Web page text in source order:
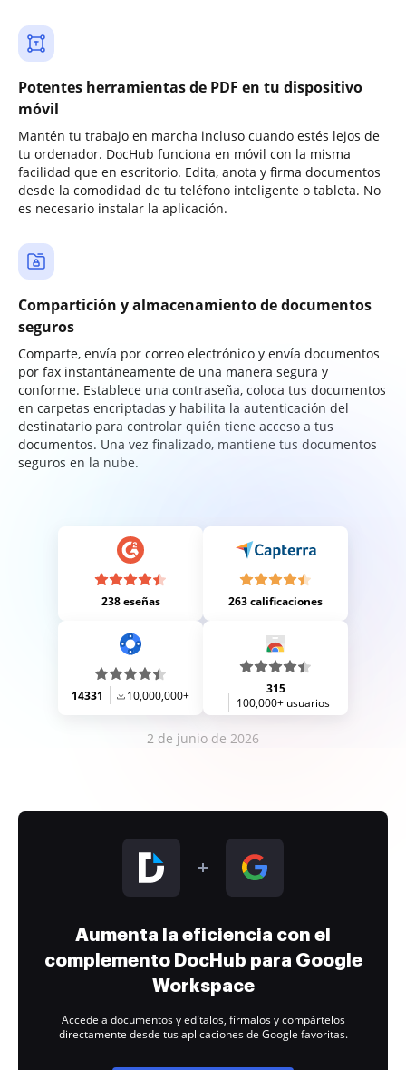
Potentes herramientas de PDF en tu dispositivo
móvil
Mantén tu trabajo en marcha incluso cuando estés lejos de
tu ordenador. DocHub funciona en móvil con la misma
facilidad que en escritorio. Edita, anota y firma documentos
desde la comodidad de tu teléfono inteligente o tableta. No
es necesario instalar la aplicación.
Compartición y almacenamiento de documentos
seguros
Comparte, envía por correo electrónico y envía documentos
por fax instantáneamente de una manera segura y
conforme. Establece una contraseña, coloca tus documentos
en carpetas encriptadas y habilita la autenticación del
destinatario para controlar quién tiene acceso a tus
documentos. Una vez finalizado, mantiene tus documentos
seguros en la nube.
238 eseñas 263 calificaciones
14331 10,000,000+
315
100,000+ usuarios
2 de junio de 2026
Aumenta la eficiencia con el
complemento DocHub para Google
Workspace
Accede a documentos y edítalos, fírmalos y compártelos
directamente desde tus aplicaciones de Google favoritas.